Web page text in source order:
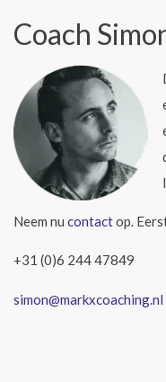
Coach
Neem nu contactop.
+31 (0)6 244 47849
simon@markxcoaching.nl